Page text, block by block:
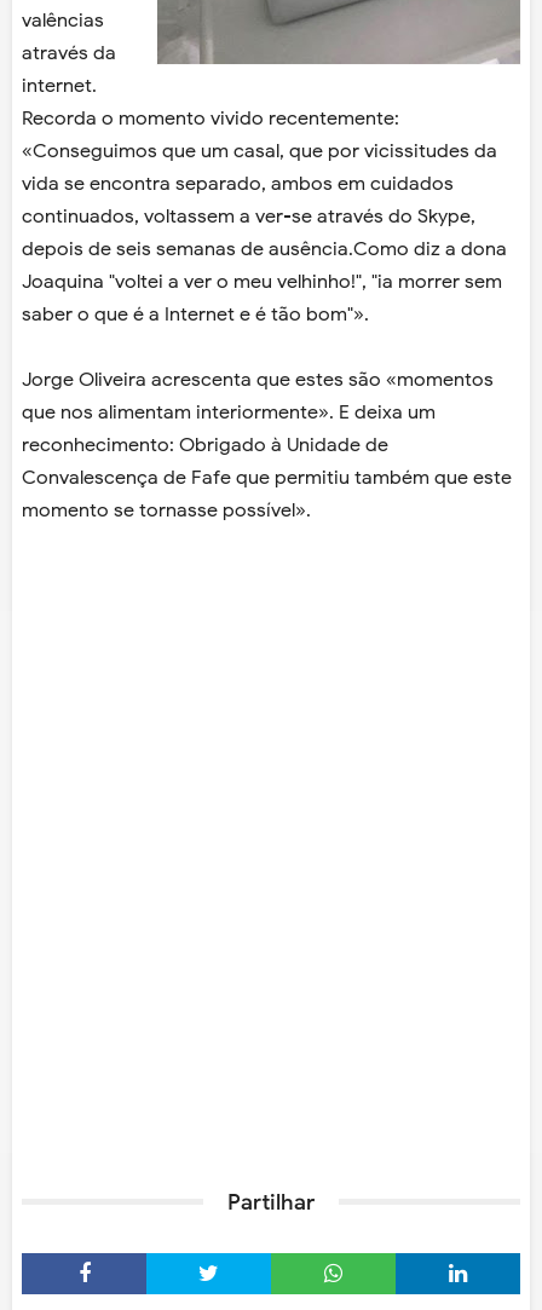
valências
através da
internet.
Recorda o momento vivido recentemente:
«Conseguimos que um casal, que por vicissitudes da
vida se encontra separado, ambos em cuidados
continuados, voltassem a ver-se através do Skype,
depois de seis semanas de ausência.Como diz a dona
Joaquina "voltei a ver o meu velhinho!", "ia morrer sem
saber o que é a Internet e é tão bom"».
Jorge Oliveira acrescenta que estes são «momentos
que nos alimentam interiormente». E deixa um
reconhecimento: Obrigado à Unidade de
Convalescença de Fafe que permitiu também que este
momento se tornasse possível».
Partilhar